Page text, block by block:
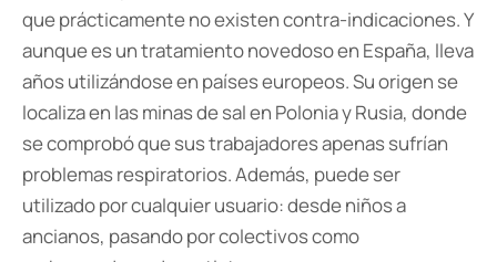
que prácticamente no existen contra-indicaciones. Y
aunque es un tratamiento novedoso en España, lleva
años utilizándose en países europeos. Su origen se
localiza en las minas de sal en Polonia y Rusia, donde
se comprobó que sus trabajadores apenas sufrían
problemas respiratorios. Además, puede ser
utilizado por cualquier usuario: desde niños a
ancianos, pasando por colectivos como